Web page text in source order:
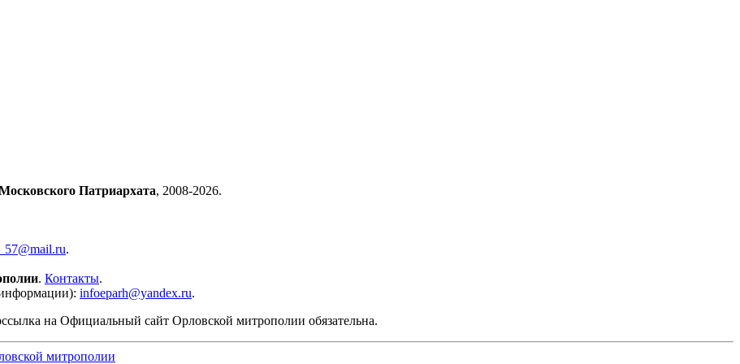
Патриархата, 2008-2026.
.
. Контакты.
infoeparh@yandex.ru.
на Официальный сайт Орловской митрополии обязательна.
митрополии